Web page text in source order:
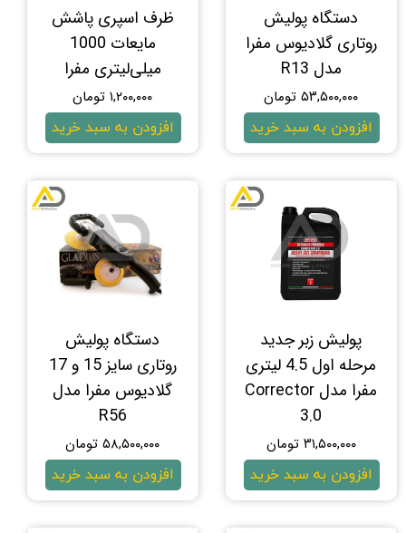
دستگاه پولیش
روتاری گلادیوس مفرا
مدل R13
۵۳,۵۰۰,۰۰۰ تومان
افزودن به سبد خرید
ظرف اسپری پاشش
مایعات 1000
میلی‌لیتری مفرا
۱,۲۰۰,۰۰۰ تومان
افزودن به سبد خرید
پولیش زبر جدید
مرحله اول 4.5 لیتری
مفرا مدل Corrector
3.0
۳۱,۵۰۰,۰۰۰ تومان
افزودن به سبد خرید
دستگاه پولیش
روتاری سایز 15 و 17
گلادیوس مفرا مدل
R56
۵۸,۵۰۰,۰۰۰ تومان
افزودن به سبد خرید